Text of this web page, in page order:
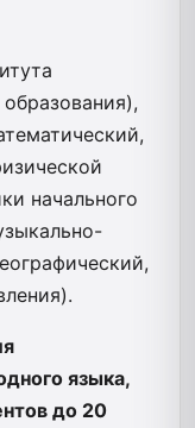
начального
языка,
до 20